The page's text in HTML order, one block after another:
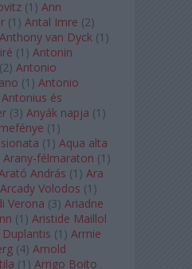
(1 ) Ann
(1 ) Antal Imre (2)
Anthony van Dyck (1 )
(1 ) Antonin
(2) Antonio
(1 ) Antonio
Antonius és
(3) Anyák napja (1 )
(1 )
(1 ) Aqua alta
Arany-félmaraton (1 )
András (1 ) Ara
Arcady Volodos (1 )
Verona (3) Ariadne
(1 ) Aristide Maillol
Duplantis (1 ) Armie
(4) Arnold
(1 ) Arrigo Boito